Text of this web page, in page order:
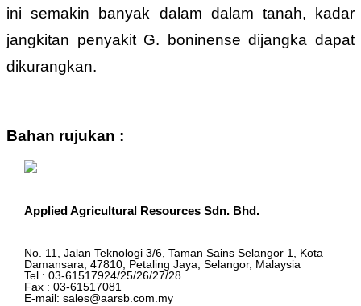
ini semakin banyak dalam dalam tanah, kadar
jangkitan penyakit G. boninense dijangka dapat
dikurangkan.
Bahan rujukan :
Applied Agricultural Resources Sdn. Bhd.
No. 11, Jalan Teknologi 3/6, Taman Sains Selangor 1, Kota
Damansara, 47810, Petaling Jaya, Selangor, Malaysia
Tel : 03-61517924/25/26/27/28
Fax : 03-61517081
E-mail: sales@aarsb.com.my